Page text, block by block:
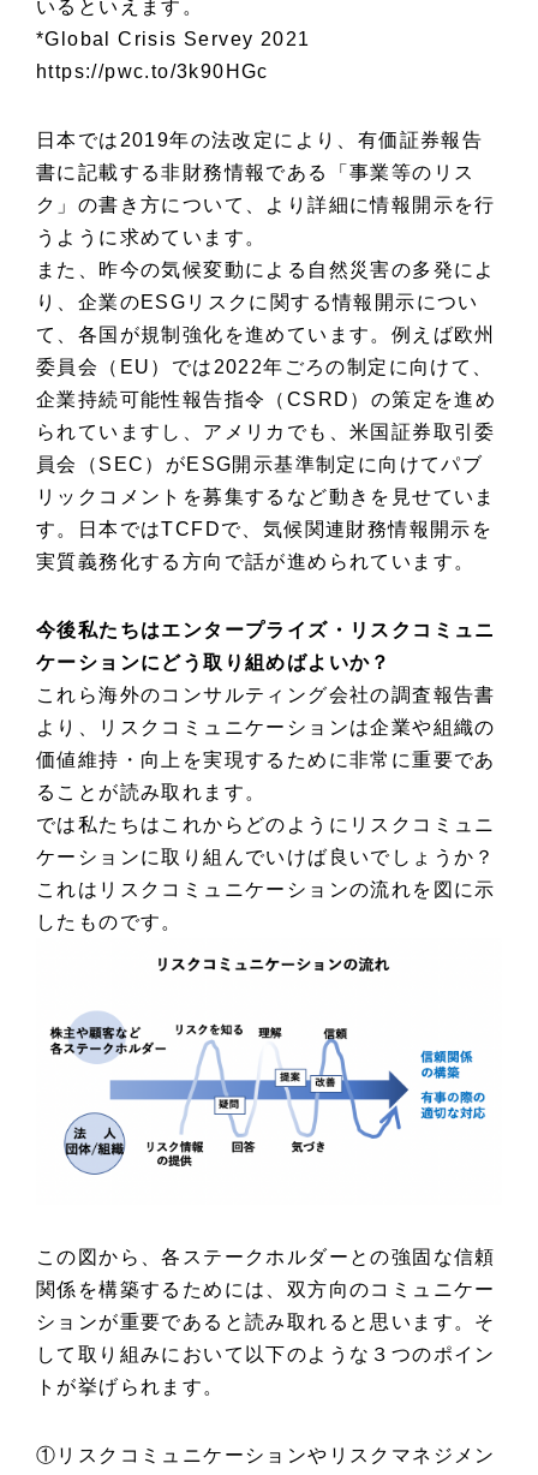
いるといえます。
*Global Crisis Servey 2021
https://pwc.to/3k90HGc
日本では2019年の法改定により、有価証券報告
書に記載する非財務情報である「事業等のリス
ク」の書き方について、より詳細に情報開示を行
うように求めています。
また、昨今の気候変動による自然災害の多発によ
り、企業のESGリスクに関する情報開示につい
て、各国が規制強化を進めています。例えば欧州
委員会（EU）では2022年ごろの制定に向けて、
企業持続可能性報告指令（CSRD）の策定を進め
られていますし、アメリカでも、米国証券取引委
員会（SEC）がESG開示基準制定に向けてパブ
リックコメントを募集するなど動きを見せていま
す。日本ではTCFDで、気候関連財務情報開示を
実質義務化する方向で話が進められています。
今後私たちはエンタープライズ・リスクコミュニ
ケーションにどう取り組めばよいか？
これら海外のコンサルティング会社の調査報告書
より、リスクコミュニケーションは企業や組織の
価値維持・向上を実現するために非常に重要であ
ることが読み取れます。
では私たちはこれからどのようにリスクコミュニ
ケーションに取り組んでいけば良いでしょうか？
これはリスクコミュニケーションの流れを図に示
したものです。
この図から、各ステークホルダーとの強固な信頼
関係を構築するためには、双方向のコミュニケー
ションが重要であると読み取れると思います。そ
して取り組みにおいて以下のような３つのポイン
トが挙げられます。
①リスクコミュニケーションやリスクマネジメン